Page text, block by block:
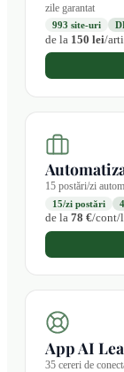
zile garantat
993 site-uri
de la 150 lei/
15 postări/zi
15/zi postări
de la78 €/cont/
App AI
35 cereri de